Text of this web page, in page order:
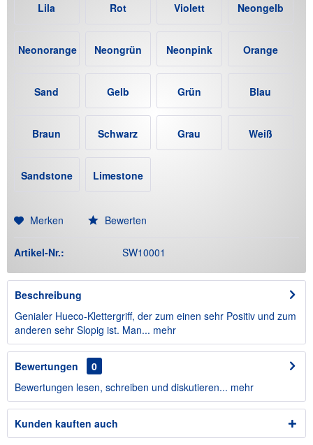
Lila Rot Violett Neongelb
Neonorange Neongrün Neonpink Orange
Sand Gelb Grün Blau
Braun Schwarz Grau Weiß
Sandstone
Limestone
Merken
Bewerten
Artikel-Nr.: SW10001
Beschreibung
Genialer Hueco-Klettergriff, der zum einen sehr Positiv und zum
anderen sehr Slopig ist. Man... mehr
Bewertungen
0
Bewertungen lesen, schreiben und diskutieren... mehr
Kunden kauften auch